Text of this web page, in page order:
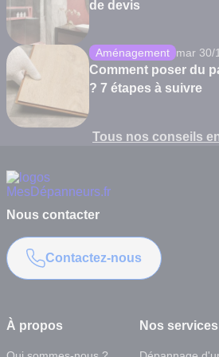
de devis
Aménagement mar 30/
Comment poser du
? 7 étapes à suivre
Tous nos conseils
À propos Nos services
Nous contacter
Contactez-nous